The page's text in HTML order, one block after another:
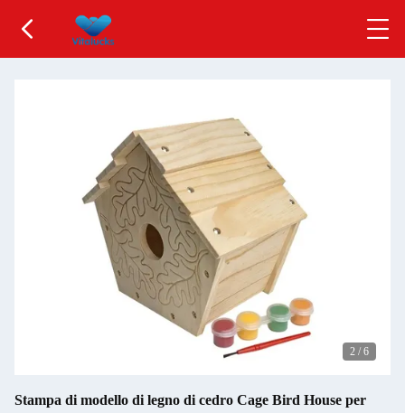
2 / 6
Stampa di modello di legno di cedro Cage Bird House per